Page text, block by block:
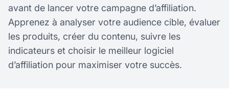
avant de lancer votre campagne d’affiliation.
Apprenez à analyser votre audience cible, évaluer
les produits, créer du contenu, suivre les
indicateurs et choisir le meilleur logiciel
d’affiliation pour maximiser votre succès.